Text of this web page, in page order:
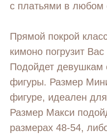
с платьями в любом
Прямой покрой
кимоно погрузит
Подойдет
фигуры. Размер
фигуре, идеален
Размер Макси
размерах 48-54,